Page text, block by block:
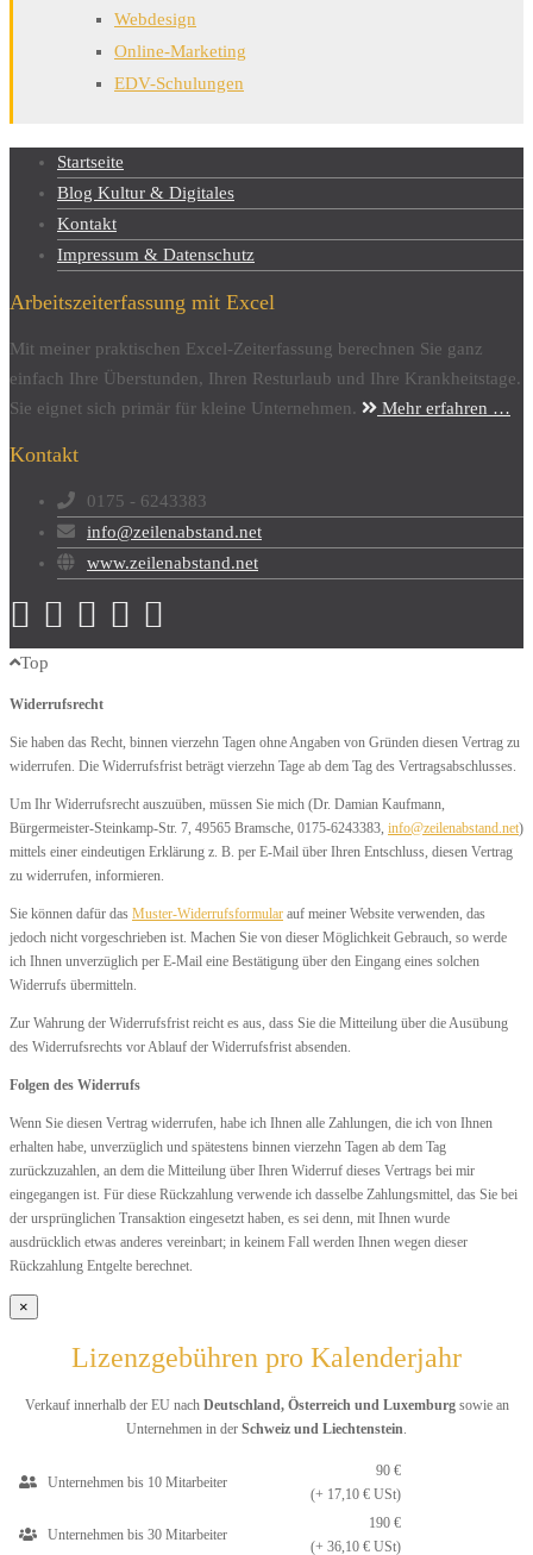
Webdesign
Online-Marketing
EDV-Schulungen
Startseite
Blog Kultur & Digitales
Kontakt
Impressum & Datenschutz
Arbeitszeiterfassung mit Excel
Mit meiner praktischen Excel-Zeiterfassung berechnen Sie ganz
einfach Ihre Überstunden, Ihren Resturlaub und Ihre Krankheitstage.
Sie eignet sich primär für kleine Unternehmen.
Mehr erfahren …
Kontakt
0175 - 6243383
info@zeilenabstand.net
www.zeilenabstand.net
Top
Widerrufsrecht
Sie haben das Recht, binnen vierzehn Tagen ohne Angaben von Gründen diesen Vertrag zu
widerrufen. Die Widerrufsfrist beträgt vierzehn Tage ab dem Tag des Vertragsabschlusses.
Um Ihr Widerrufsrecht auszuüben, müssen Sie mich (Dr. Damian Kaufmann,
Bürgermeister-Steinkamp-Str. 7, 49565 Bramsche, 0175-6243383, info@zeilenabstand.net)
mittels einer eindeutigen Erklärung z. B. per E-Mail über Ihren Entschluss, diesen Vertrag
zu widerrufen, informieren.
Sie können dafür das Muster-Widerrufsformular auf meiner Website verwenden, das
jedoch nicht vorgeschrieben ist. Machen Sie von dieser Möglichkeit Gebrauch, so werde
ich Ihnen unverzüglich per E-Mail eine Bestätigung über den Eingang eines solchen
Widerrufs übermitteln.
Zur Wahrung der Widerrufsfrist reicht es aus, dass Sie die Mitteilung über die Ausübung
des Widerrufsrechts vor Ablauf der Widerrufsfrist absenden.
Folgen des Widerrufs
Wenn Sie diesen Vertrag widerrufen, habe ich Ihnen alle Zahlungen, die ich von Ihnen
erhalten habe, unverzüglich und spätestens binnen vierzehn Tagen ab dem Tag
zurückzuzahlen, an dem die Mitteilung über Ihren Widerruf dieses Vertrags bei mir
eingegangen ist. Für diese Rückzahlung verwende ich dasselbe Zahlungsmittel, das Sie bei
der ursprünglichen Transaktion eingesetzt haben, es sei denn, mit Ihnen wurde
ausdrücklich etwas anderes vereinbart; in keinem Fall werden Ihnen wegen dieser
Rückzahlung Entgelte berechnet.
×
Lizenzgebühren pro Kalenderjahr
Verkauf innerhalb der EU nach Deutschland, Österreich und Luxemburgsowie an
Unternehmen in der Schweiz und Liechtenstein.
Unternehmen bis 10 Mitarbeiter
90 €
(+ 17,10 € USt)
Unternehmen bis 30 Mitarbeiter
190 €
(+ 36,10 € USt)